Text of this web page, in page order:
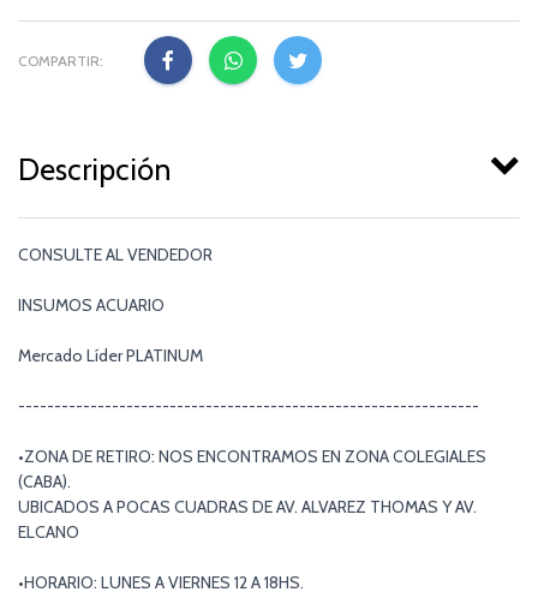
COMPARTIR:
Descripción
CONSULTE AL VENDEDOR
INSUMOS ACUARIO
Mercado Líder PLATINUM
----------------------------------------------------------------
•ZONA DE RETIRO: NOS ENCONTRAMOS EN ZONA COLEGIALES
(CABA).
UBICADOS A POCAS CUADRAS DE AV. ALVAREZ THOMAS Y AV.
ELCANO
•HORARIO: LUNES A VIERNES 12 A 18HS.